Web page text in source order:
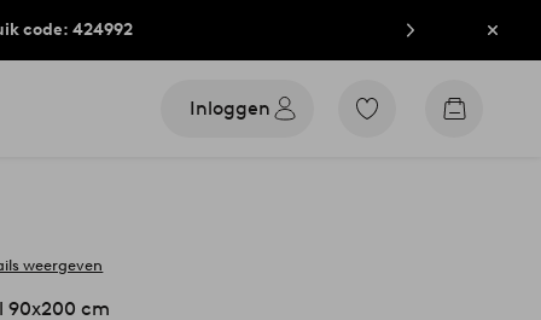
code: 424992
Inloggen
Ga
Go
weergeven
90x200 cm